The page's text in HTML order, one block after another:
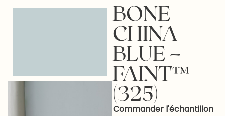
BONE
CHINA
BLUE –
FAINT™
(325)
Commander l'échantillon